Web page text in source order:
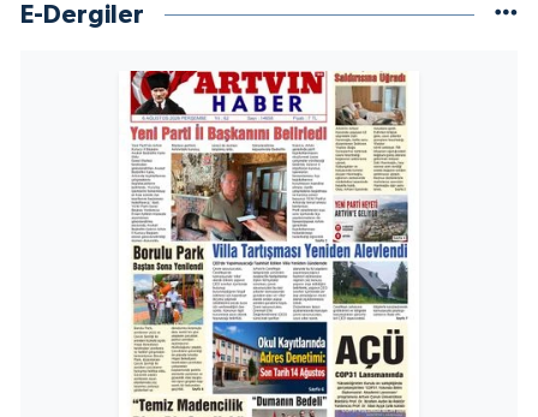
E-Dergiler